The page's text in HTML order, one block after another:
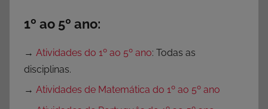
1º ao 5º ano:
→ Atividades do 1º ao 5º ano: Todas as
disciplinas.
→ Atividades de Matemática do 1º ao 5º ano